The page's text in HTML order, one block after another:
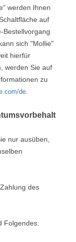
werden Ihnen
auf
Bestellvorgang
sich "Mollie"
hierfür
werden Sie auf
zu
de
nur ausüben,
des
Folgendes: